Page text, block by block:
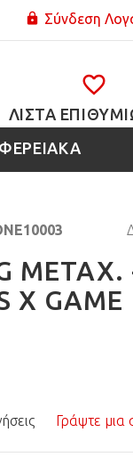
Σύνδεση
ΛΊΣΤΑ
ΜΕΤΑΧ.
X GAME
Γράψτε μια